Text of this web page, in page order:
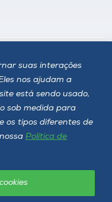
suas interações
nos ajudam a
está sendo usado,
sob medida para
os tipos diferentes de
Política de